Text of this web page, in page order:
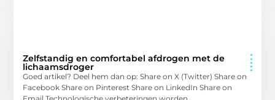
Zelfstandig en comfortabel afdrogen met de
lichaamsdroger
Goed artikel? Deel hem dan op: Share on X (Twitter) Share on
Facebook Share on Pinterest Share on LinkedIn Share on